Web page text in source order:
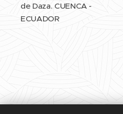
de Daza. CUENCA -
ECUADOR